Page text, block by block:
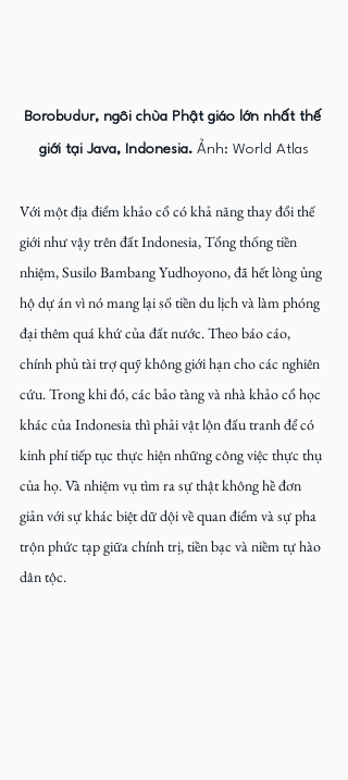
Borobudur, ngôi chùa Phật giáo lớn nhất thế
giới tại Java, Indonesia. Ảnh: World Atlas
Với một địa điểm khảo cổ có khả năng thay đổi thế
giới như vậy trên đất Indonesia, Tổng thống tiền
nhiệm, Susilo Bambang Yudhoyono, đã hết lòng ủng
hộ dự án vì nó mang lại số tiền du lịch và làm phóng
đại thêm quá khứ của đất nước. Theo báo cáo,
chính phủ tài trợ quỹ không giới hạn cho các nghiên
cứu. Trong khi đó, các bảo tàng và nhà khảo cổ học
khác của Indonesia thì phải vật lộn đấu tranh để có
kinh phí tiếp tục thực hiện những công việc thực thụ
của họ. Và nhiệm vụ tìm ra sự thật không hề đơn
giản với sự khác biệt dữ dội về quan điểm và sự pha
trộn phức tạp giữa chính trị, tiền bạc và niềm tự hào
dân tộc.